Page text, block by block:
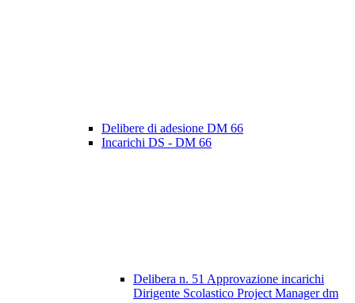
Delibere di adesione DM 66
Incarichi DS - DM 66
Delibera n. 51 Approvazione incarichi
Dirigente Scolastico Project Manager dm